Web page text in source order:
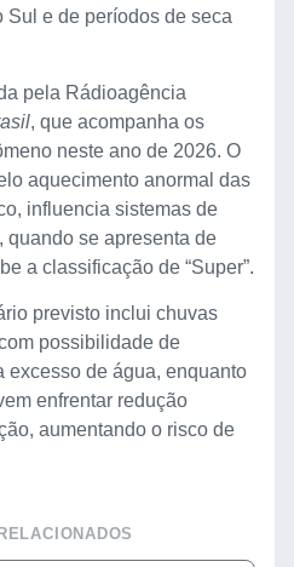
Sul e de períodos de seca
pela Rádioagência
, que acompanha os
neste ano de 2026. O
aquecimento anormal das
influencia sistemas de
quando se apresenta de
a classificação de “Super”.
previsto inclui chuvas
possibilidade de
excesso de água, enquanto
enfrentar redução
aumentando o risco de